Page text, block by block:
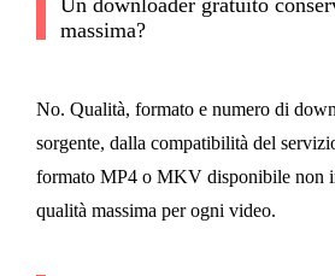
Un downloader gratuito
massima?
No. Qualità, formato e numero di
sorgente, dalla compatibilità del
formato MP4 o MKV disponibile non
qualità massima per ogni video.